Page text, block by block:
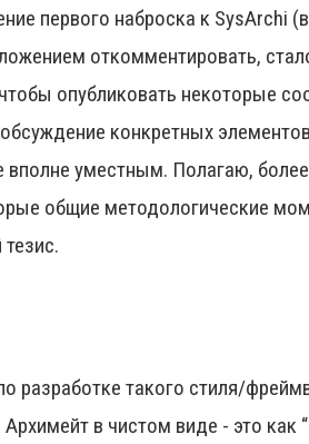
первого наброска к SysArchi
откомментировать,
опубликовать некоторые
конкретных
вполне уместным. Полагаю,
общие методологические
разработке такого стиля/
в чистом виде - это как